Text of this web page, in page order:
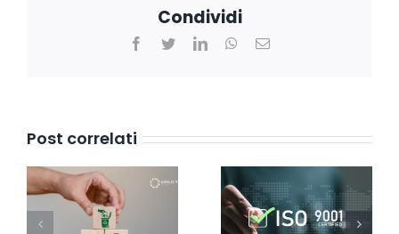
Condividi
Facebook
TwitterLinkedInWhatsApp
Email
Post correlati